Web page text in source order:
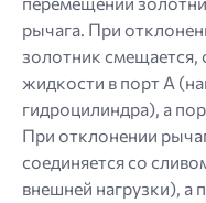
рычага. При
золотник смещается,
жидкости в порт A
гидроцилиндра), а
При отклонении
соединяется со
внешней нагрузки), а